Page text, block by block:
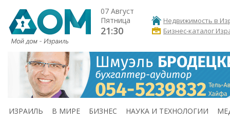
07 Август
Пятница
21:30
Недвижимость в
Бизнес-каталог
ИЗРАИЛЬ В МИРЕ БИЗНЕС НАУКА И ТЕХНОЛОГИИ